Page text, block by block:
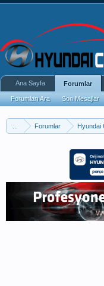
Forumlar Hyundai
Ana Sayfa Forumlar
Forumları Ara Son Mesajlar